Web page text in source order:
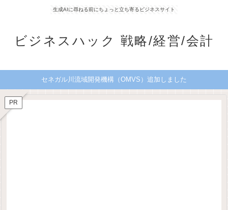
生成AIに尋ねる前にちょっと立ち寄るビジネスサイト
ビジネスハック 戦略/経営/会計
セネガル川流域開発機構（OMVS）追加しました
PR